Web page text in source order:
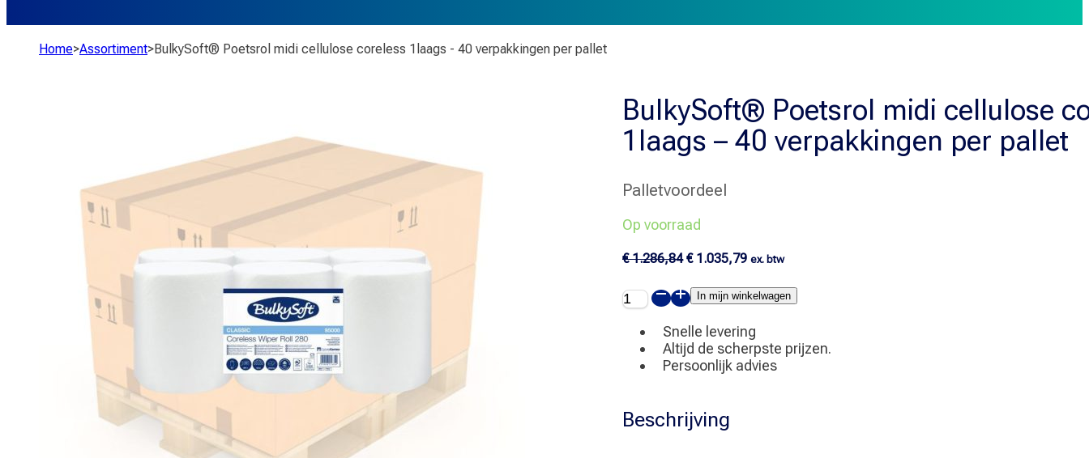
Home>Assortiment>BulkySoft® Poetsrol midi cellulose coreless 1laags - 40 verpakkingen per pallet
BulkySoft® Poetsrol midi cellulose
1laags – 40 verpakkingen per pallet
Palletvoordeel
Op voorraad
€1.286,84 Oorspronkelijke
was:
€ 1.286,84.
€1.035,79Huidige
is:
€ 1.035,79.
ex. btw
BulkySoft®
Poetsrol
cellulose
coreless
1laags
40
verpakkingen
In mijn winkelwagen
Snelle levering
Altijd de scherpste prijzen.
Persoonlijk advies
Beschrijving